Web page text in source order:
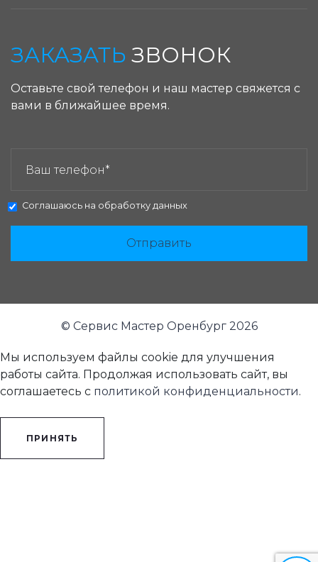
ЗАКАЗАТЬ ЗВОНОК
Оставьте свой телефон и наш мастер свяжется с
вами в ближайшее время.
Соглашаюсь на обработку данных
Отправить
© Сервис Мастер Оренбург 2026
Мы используем файлы cookie для улучшения
работы сайта. Продолжая использовать сайт, вы
соглашаетесь с политикой конфиденциальности.
ПРИНЯТЬ